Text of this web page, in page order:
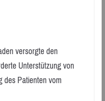
versorgte den
Unterstützung von
Patienten vom